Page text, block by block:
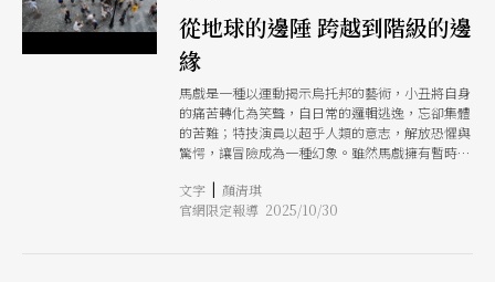
老年人的倉庫，我們如何讓「衰老」成為另一種創
造的力量。 與高齡馬戲形成對照，澳洲三角褲工
廠（Briefs Factory）的《髒髒秀》（Dirty
Laundry）則用更激進的方式，直接把酷兒身體推
到舞台正中央。《髒髒秀》延續他們一貫的「酷兒
歌舞馬戲」風格，將高空特技、雜耍、火焰呼拉
圈、變裝秀與脫衣舞融為一爐，既挑逗又張揚，逗
得現場觀眾捧腹大笑。主創者費茲．法納那（Fez
Faanana）說：這場秀是要把那些被社會視為荒唐
或羞恥的事，堂而皇之地放到舞台中央，「我們慶
祝差異、相似、創造力，以及做自己的自由即便看
從地球的邊陲 跨越到階級的邊
緣
馬戲是一種以運動揭示烏托邦的藝術，小丑將自身
的痛苦轉化為笑聲，自日常的邏輯逃逸，忘卻集體
的苦難；特技演員以超乎人類的意志，解放恐懼與
驚愕，讓冒險成為一種幻象。雖然馬戲擁有暫時中
酷無動於衷，因為浪漫的巡演夢想總伴隨著嚴苛的
處境。 由巴西社會服務機構 Sesc 主辦，今
文字 | 顏清琪
官網限定報導 2025/10/30